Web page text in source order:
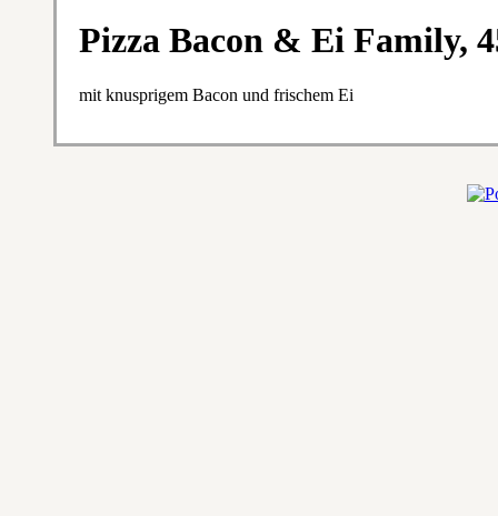
Pizza Bacon & Ei Family,
mit knusprigem Bacon und frischem Ei